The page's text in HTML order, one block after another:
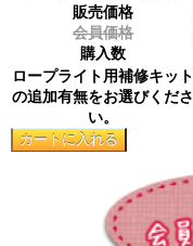
販売価格
会員価格
購入数
ロープライト用補修キット
の追加有無をお選びくださ
い。